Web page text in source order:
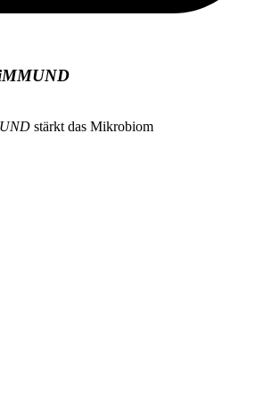
stärkt das Mikrobiom